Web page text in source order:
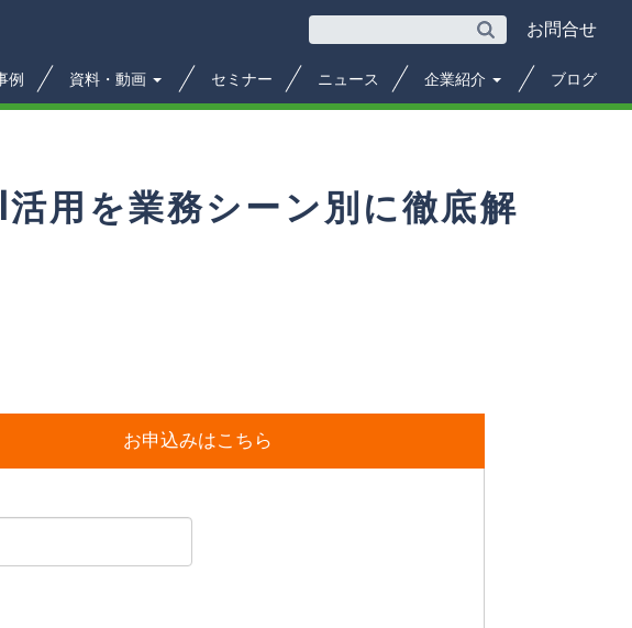
お問合せ
例 資料・動画 セミナー ニュース 企業紹介 ブログ
用を業務シーン別に徹底解
お申込みはこちら